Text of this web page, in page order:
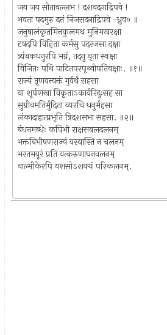
जय जय सीतावल्लभ ! दशवदनाद्रिपवे !
भवता पदमुरु दत्तं निजसदनाद्रिपवे -ध्रुव० ॥
जनुषालंकृतमिनकुलमथ मुनिमखरक्षा
दृषदपि विहिता कर्मसु पदरजसा दक्षा
त्र्यंबकधनुरपि भग्नं, तदनु वृता स्वक्षा
विजितः पथि पाटितपरपृथ्वीपतिवक्षाः. ॥१॥
राज्यं तृणवत्त्यक्तं गुर्वर्थं सहसा
या शूर्पणखा विकृताऽकार्यरिदुःसह सा
सुग्रीवमतिर्मुदिता व्यरचि धनुर्महसा
लंकादाहात्प्रभृति त्रिदशसभा सहसा. ॥२॥
बंधनमब्धेः कपिभी राक्षसबलदलनम्
भक्तबिभीषणराज्यं यस्यास्ति न चलनम्
भरतमयूरं प्रति यत्करुणाघनवलनम्
वाल्मीकेरपि यशसोऽ‍शक्यं परिकलनम्.